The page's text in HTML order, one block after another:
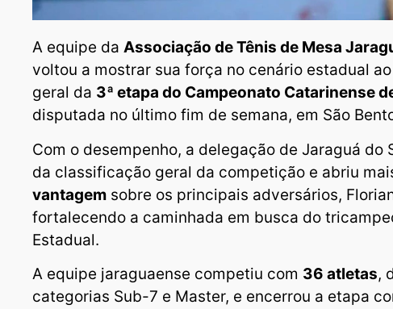
A equipe da Associação de Tênis de Mesa
voltou a mostrar sua força no cenário estadual
geral da 3ª etapa do Campeonato Catarinense
disputada no último fim de semana, em São
Com o desempenho, a delegação de Jaraguá do
da classificação geral da competição e abriu
vantagem sobre os principais adversários,
fortalecendo a caminhada em busca do
Estadual.
A equipe jaraguaense competiu com 36 atletas,
categorias Sub-7 e Master, e encerrou a etapa